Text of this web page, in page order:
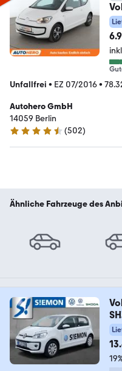
Unfallfrei • EZ 07/2016•
Autohero GmbH
14059 Berlin
4.5 Sterne
(502)
Ähnliche Fahrzeuge des